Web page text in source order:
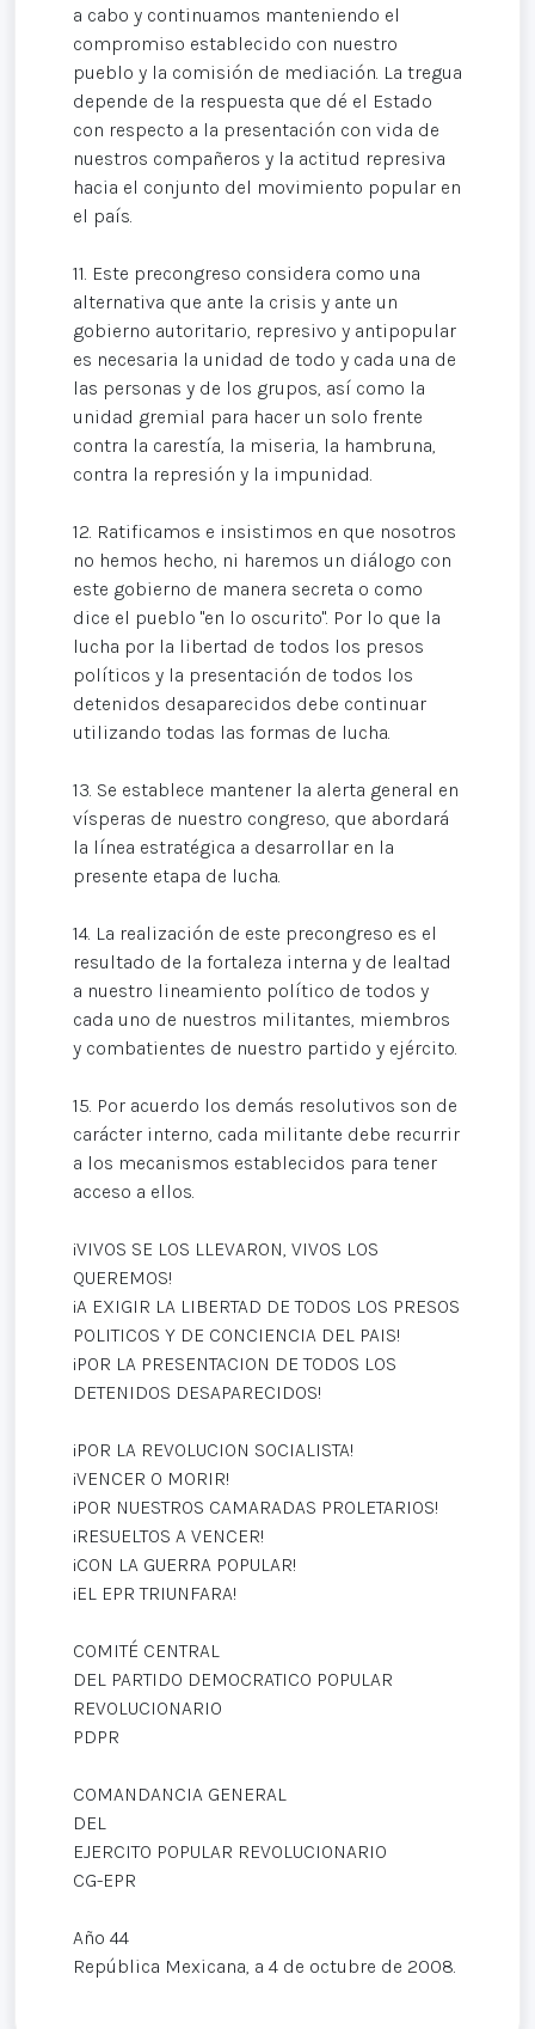
a cabo y continuamos manteniendo el
compromiso establecido con nuestro
pueblo y la comisión de mediación. La tregua
depende de la respuesta que dé el Estado
con respecto a la presentación con vida de
nuestros compañeros y la actitud represiva
hacia el conjunto del movimiento popular en
el país.
11. Este precongreso considera como una
alternativa que ante la crisis y ante un
gobierno autoritario, represivo y antipopular
es necesaria la unidad de todo y cada una de
las personas y de los grupos, así como la
unidad gremial para hacer un solo frente
contra la carestía, la miseria, la hambruna,
contra la represión y la impunidad.
12. Ratificamos e insistimos en que nosotros
no hemos hecho, ni haremos un diálogo con
este gobierno de manera secreta o como
dice el pueblo "en lo oscurito". Por lo que la
lucha por la libertad de todos los presos
políticos y la presentación de todos los
detenidos desaparecidos debe continuar
utilizando todas las formas de lucha.
13. Se establece mantener la alerta general en
vísperas de nuestro congreso, que abordará
la línea estratégica a desarrollar en la
presente etapa de lucha.
14. La realización de este precongreso es el
resultado de la fortaleza interna y de lealtad
a nuestro lineamiento político de todos y
cada uno de nuestros militantes, miembros
y combatientes de nuestro partido y ejército.
15. Por acuerdo los demás resolutivos son de
carácter interno, cada militante debe recurrir
a los mecanismos establecidos para tener
acceso a ellos.
¡VIVOS SE LOS LLEVARON, VIVOS LOS
QUEREMOS!
¡A EXIGIR LA LIBERTAD DE TODOS LOS PRESOS
POLITICOS Y DE CONCIENCIA DEL PAIS!
¡POR LA PRESENTACION DE TODOS LOS
DETENIDOS DESAPARECIDOS!
¡POR LA REVOLUCION SOCIALISTA!
¡VENCER O MORIR!
¡POR NUESTROS CAMARADAS PROLETARIOS!
¡RESUELTOS A VENCER!
¡CON LA GUERRA POPULAR!
¡EL EPR TRIUNFARA!
COMITÉ CENTRAL
DEL PARTIDO DEMOCRATICO POPULAR
REVOLUCIONARIO
PDPR
COMANDANCIA GENERAL
DEL
EJERCITO POPULAR REVOLUCIONARIO
CG-EPR
Año 44
República Mexicana, a 4 de octubre de 2008.